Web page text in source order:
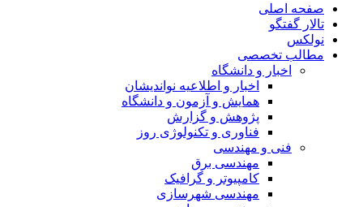
صفحه اصلی
تالار گفتگو
نولکس
مطالب تخصصی
اخبار و دانشگاه
اخبار و اطلاعیه نواندیشان
همایش و آزمون و دانشگاه
پژوهش و گزارش
فناوری و تکنولوژی روز
فنی و مهندسی
مهندسی برق
کامپیوتر و گرافیک
مهندسی شهرسازی